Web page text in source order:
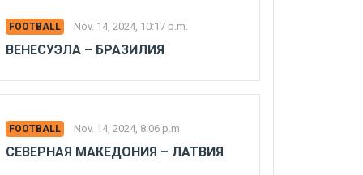
FOOTBALL Nov. 14, 2024, 10:17 p.m.
ВЕНЕСУЭЛА – БРАЗИЛИЯ
FOOTBALL Nov. 14, 2024, 8:06 p.m.
СЕВЕРНАЯ МАКЕДОНИЯ – ЛАТВИЯ